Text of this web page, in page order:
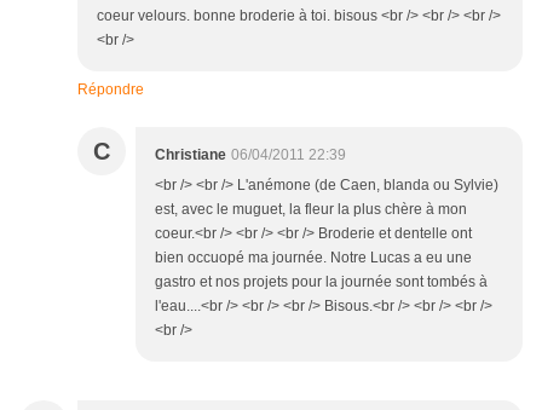
coeur velours. bonne broderie à toi. bisous <br /> <br /> <br />
<br />
Répondre
C Christiane 06/04/2011 22:39
<br /> <br /> L'anémone (de Caen, blanda ou Sylvie)
est, avec le muguet, la fleur la plus chère à mon
coeur.<br /> <br /> <br /> Broderie et dentelle ont
bien occuopé ma journée. Notre Lucas a eu une
gastro et nos projets pour la journée sont tombés à
l'eau....<br /> <br /> <br /> Bisous.<br /> <br /> <br />
<br />